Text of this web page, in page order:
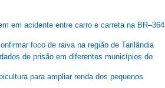
em acidente entre carro e carreta na BR–364
foco de raiva na região de Tarilândia
de prisão em diferentes municípios do
para ampliar renda dos pequenos